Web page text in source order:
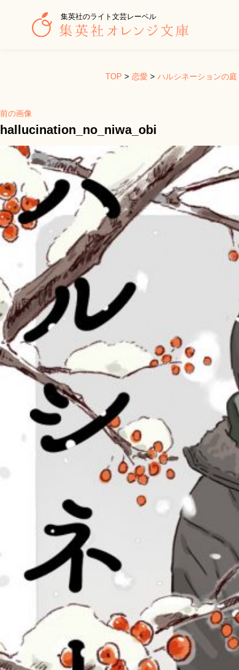
集英社のライト文芸レーベル
TOP > 恋愛 > ハルシネーションの庭
前の画像
hallucination_no_niwa_obi